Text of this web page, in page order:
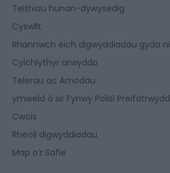
Teithiau hunan-dywysedig
Cyswllt
Rhannwch eich digwyddiadau gyda ni
Cylchlythyr arwyddo
Telerau ac Amodau
ymweld â sir Fynwy Polisi Preifatrwydd
Cwcis
Rheoli digwyddiadau
Map o’r Safle